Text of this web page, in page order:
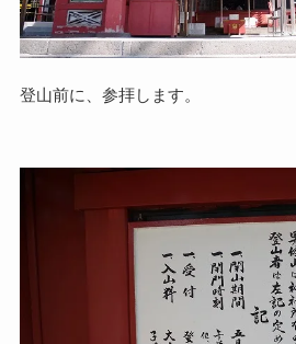
登山前に、参拝します。